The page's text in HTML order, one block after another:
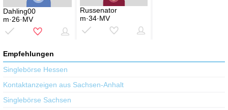
Dahling00
m·26·MV
Russenator
m·34·MV
Empfehlungen
Singlebörse Hessen
Kontaktanzeigen aus Sachsen-Anhalt
Singlebörse Sachsen